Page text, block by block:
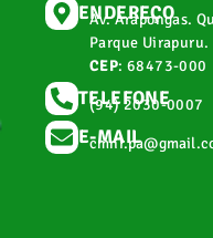
ENDEREÇO
Av. Arapongas.
Parque Uirapuru.
CEP: 68473-000
TELEFONE
(94) 2030-0007
E-MAIL